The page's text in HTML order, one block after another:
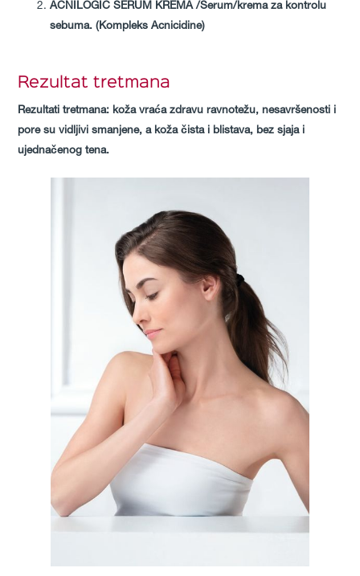
ACNILOGIC SERUM KREMA /Serum/krema za kontrolu
sebuma. (Kompleks Acnicidine)
Rezultat tretmana
Rezultati tretmana: koža vraća zdravu ravnotežu, nesavršenosti i
pore su vidljivi smanjene, a koža čista i blistava, bez sjaja i
ujednačenog tena.